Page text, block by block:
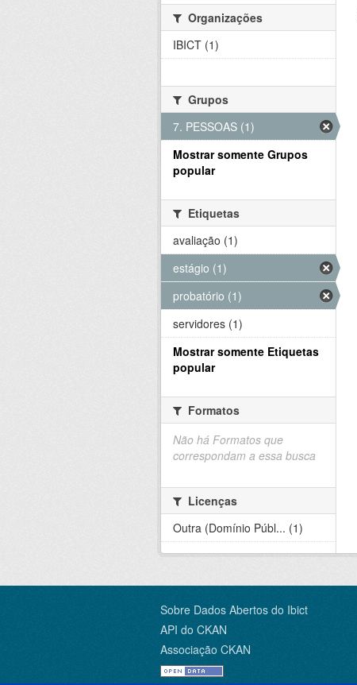
Organizações
IBICT (1)
Grupos
7. PESSOAS (1)
Mostrar somente Grupos
popular
Etiquetas
avaliação (1)
estágio (1)
probatório (1)
servidores (1)
Mostrar somente Etiquetas
popular
Formatos
Não há Formatos que
correspondam a essa busca
Licenças
Outra (Domínio Públ... (1)
Sobre Dados Abertos do Ibict
API do CKAN
Associação CKAN